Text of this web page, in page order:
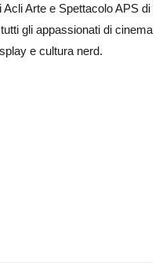
Acli Arte e Spettacolo APS di
gli appassionati di cinema
e cultura nerd.